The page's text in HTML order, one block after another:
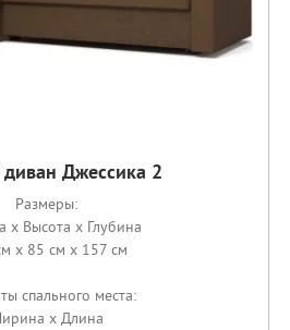
диван Джессика 2
Размеры:
x Высота x Глубина
x 85 см x 157 см
спального места:
x Длина